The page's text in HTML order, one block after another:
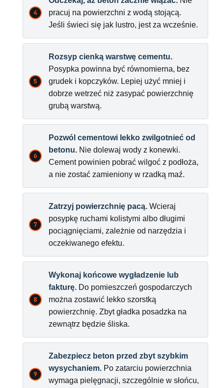
pracuj na powierzchni z wodą stojącą.
Jeśli świeci się jak lustro, jest za wcześnie.
Rozsyp cienką warstwę cementu.
Posypka powinna być równomierna, bez
grudek i kopczyków. Lepiej użyć mniej i
dobrze wetrzeć niż zasypać powierzchnię
grubą warstwą.
Pozwól cementowi lekko zwilgotnieć od
betonu. Nie dolewaj wody z konewki.
Cement powinien pobrać wilgoć z podłoża,
a nie zostać zamieniony w rzadką maź.
Zatrzyj powierzchnię pacą. Wcieraj
posypkę ruchami kolistymi albo długimi
pociągnięciami, zależnie od narzędzia i
oczekiwanego efektu.
Wykonaj końcowe wygładzenie lub
fakturę. Do pomieszczeń gospodarczych
można zostawić lekko szorstką
powierzchnię. Zbyt gładka posadzka na
zewnątrz będzie śliska.
Zabezpiecz beton przed zbyt szybkim
wysychaniem. Po zatarciu powierzchnia
wymaga pielęgnacji, szczególnie w słońcu,